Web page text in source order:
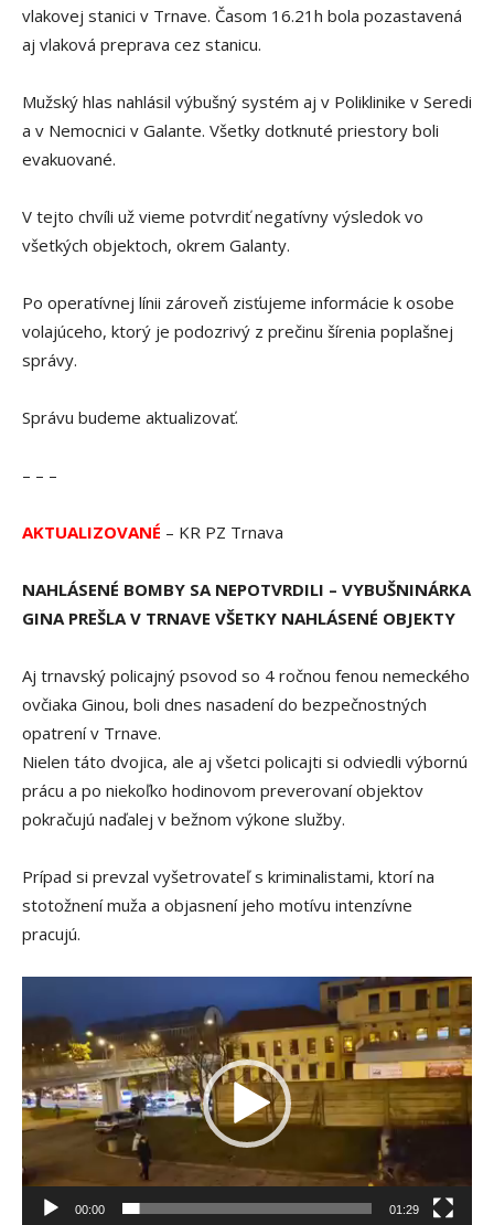
vlakovej stanici v Trnave. Časom 16.21h bola pozastavená
aj vlaková preprava cez stanicu.
Mužský hlas nahlásil výbušný systém aj v Poliklinike v Seredi
a v Nemocnici v Galante. Všetky dotknuté priestory boli
evakuované.
V tejto chvíli už vieme potvrdiť negatívny výsledok vo
všetkých objektoch, okrem Galanty.
Po operatívnej línii zároveň zisťujeme informácie k osobe
volajúceho, ktorý je podozrivý z prečinu šírenia poplašnej
správy.
Správu budeme aktualizovať.
– – –
AKTUALIZOVANÉ – KR PZ Trnava
NAHLÁSENÉ BOMBY SA NEPOTVRDILI – VYBUŠNINÁRKA
GINA PREŠLA V TRNAVE VŠETKY NAHLÁSENÉ OBJEKTY
Aj trnavský policajný psovod so 4 ročnou fenou nemeckého
ovčiaka Ginou, boli dnes nasadení do bezpečnostných
opatrení v Trnave.
Nielen táto dvojica, ale aj všetci policajti si odviedli výbornú
prácu a po niekoľko hodinovom preverovaní objektov
pokračujú naďalej v bežnom výkone služby.
Prípad si prevzal vyšetrovateľ s kriminalistami, ktorí na
stotožnení muža a objasnení jeho motívu intenzívne
pracujú.
i
d
e
o
p
r
e
00:00 01:29